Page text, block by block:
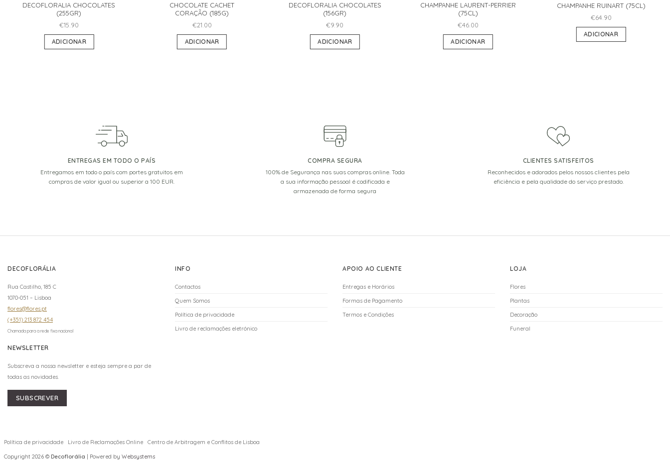
DECOFLORALIA CHOCOLATES
(255GR)
€15.90
ADICIONAR
CHOCOLATE CACHET
CORAÇÃO (185G)
€21.00
ADICIONAR
DECOFLORALIA CHOCOLATES
(156GR)
€9.90
ADICIONAR
CHAMPANHE LAURENT-PERRIER
(75CL)
€46.00
ADICIONAR
CHAMPANHE RUINART (75CL)
€64.90
ADICIONAR
ENTREGAS EM TODO O PAÍS
Entregamos em todo o país com portes gratuitos em
compras de valor igual ou superior a 100 EUR.
COMPRA SEGURA
100% de Segurança nas suas compras online. Toda
a sua informação pessoal é codificada e
armazenada de forma segura
CLIENTES SATISFEITOS
Reconhecidos e adorados pelos nossos clientes pela
eficiência e pela qualidade do serviço prestado.
DECOFLORÁLIA
Rua Castilho, 185 C
1070-051 – Lisboa
flores@flores.pt
(+351) 213 872 454
Chamada para a rede fixa nacional
NEWSLETTER
Subscreva a nossa newsletter e esteja sempre a par de
todas as novidades.
SUBSCREVER
INFO
Contactos
Quem Somos
Política de privacidade
Livro de reclamações eletrónico
APOIO AO CLIENTE
Entregas e Horários
Formas de Pagamento
Termos e Condições
LOJA
Flores
Plantas
Decoração
Funeral
Política de privacidade Livro de Reclamações Online Centro de Arbitragem e Conflitos de Lisboa
Copyright 2026 © Decoflorália | Powered by Websystems